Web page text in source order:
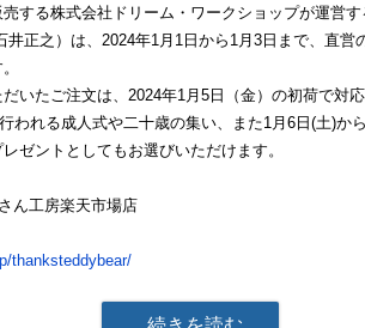
する株式会社ドリーム・ワークショップが運営
井正之）は、2024年1月1日から1月3日まで、直営
いたご注文は、2024年1月5日（金）の初荷で対応
われる成人式や二十歳の集い、また1月6日(土)か
ゼントとしてもお選びいただけます。
ん工房楽天市場店
thanksteddybear/